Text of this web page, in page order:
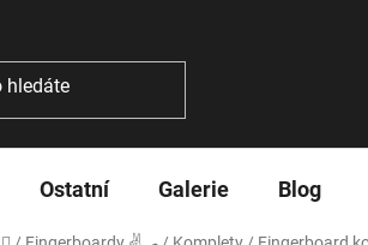
Ostatní Galerie Blog
Domů